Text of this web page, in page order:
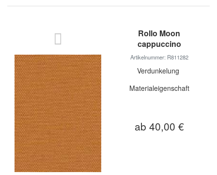
Rollo Moon
cappuccino
Artikelnummer: R811282
Verdunkelung
Materialeigenschaft
ab 40,00 €